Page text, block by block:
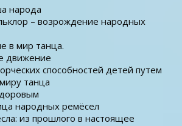
народа
– возрождение народных
в мир танца.
движение
способностей детей путем
танца
народных ремёсел
из прошлого в настоящее